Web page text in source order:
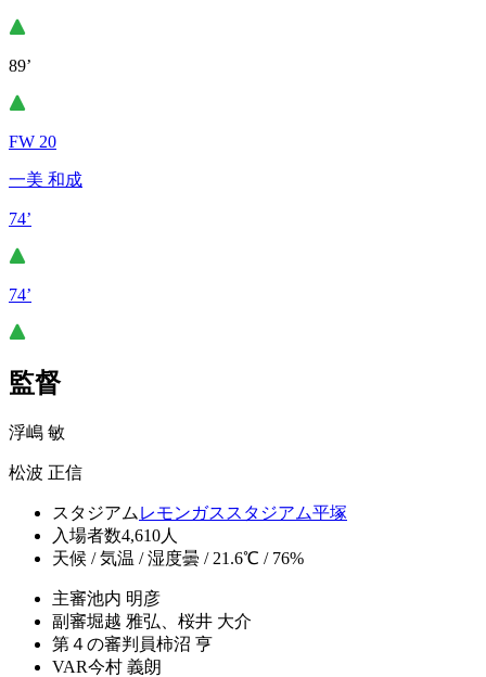
89’
FW 20
一美 和成
74’
74’
監督
浮嶋 敏
松波 正信
スタジアム レモンガススタジアム平塚
入場者数4,610人
天候 / 気温 / 湿度曇 / 21.6℃ / 76%
主審池内 明彦
副審堀越 雅弘、桜井 大介
第４の審判員柿沼 亨
VAR今村 義朗